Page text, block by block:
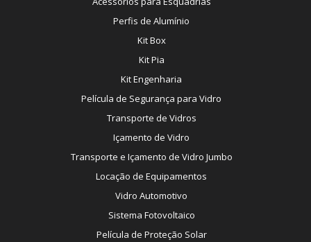
Perfis de Alumínio
Kit Box
Kit Pia
Kit Engenharia
Película de Segurança para Vidro
Transporte de Vidros
Içamento de Vidro
Transporte e Içamento de Vidro Jumbo
Locação de Equipamentos
Vidro Automotivo
Sistema Fotovoltaico
Película de Proteção Solar